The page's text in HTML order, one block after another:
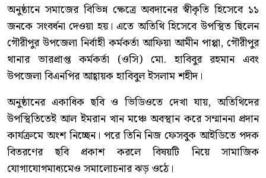
অনুষ্ঠানে সমাজের বিভিন্ন ক্ষেত্রে অবদানের স্বীকৃতি হিসেবে ১১
জনকে সংবর্ধনা দেওয়া হয়। এতে অতিথি হিসেবে উপস্থিত ছিলেন
গৌরীপুর উপজেলা নির্বাহী কর্মকর্তা আফিয়া আমীন পাপ্পা, গৌরীপুর
থানার ভারপ্রাপ্ত কর্মকর্তা (ওসি) মো. হাবিবুর রহমান এবং
উপজেলা বিএনপির আহ্বায়ক হাবিবুল ইসলাম শহীদ।
অনুষ্ঠানের একাধিক ছবি ও ভিডিওতে দেখা যায়, অতিথিদের
উপস্থিতিতেই আল ইমরান খান মঞ্চে অবস্থান করে সম্মাননা প্রদান
কার্যক্রমে অংশ নিচ্ছেন। পরে তিনি নিজ ফেসবুক আইডিতে পদক
বিতরণের ছবি প্রকাশ করলে বিষয়টি নিয়ে সামাজিক
যোগাযোগমাধ্যমেও সমালোচনার ঝড় ওঠে।